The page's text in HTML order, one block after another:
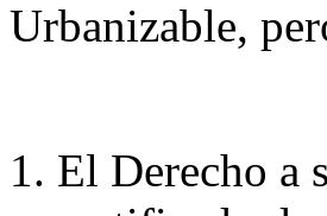
Urbanizable,
El Derecho a